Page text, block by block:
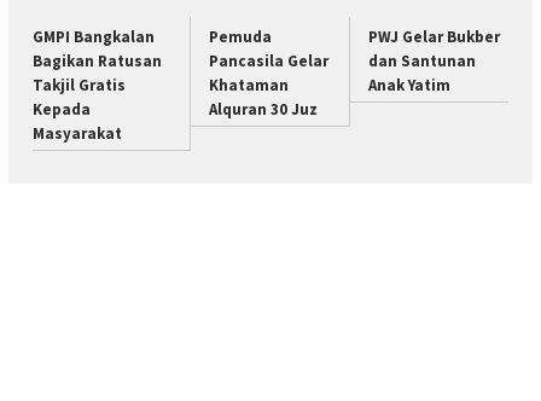
GMPI Bangkalan
Bagikan Ratusan
Takjil Gratis
Kepada
Masyarakat
Pemuda
Pancasila Gelar
Khataman
Alquran 30 Juz
PWJ Gelar Bukber
dan Santunan
Anak Yatim